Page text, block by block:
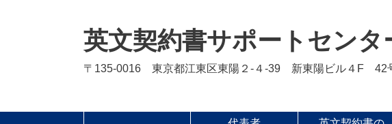
英文契約書サポートセンタ
〒135-0016 東京都江東区東陽２-４-39 新東陽ビル４F 42